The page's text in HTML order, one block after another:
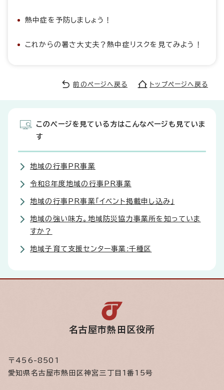
熱中症を予防しましょう！
これからの暑さ大丈夫？熱中症リスクを見てみよう！
前のページへ戻る トップページへ戻る
このページを見ている方はこんなページも見ていま
す
地域の行事PR事業
令和8年度地域の行事PR事業
地域の行事PR事業「イベント掲載申し込み」
地域の強い味方。地域防災協力事業所を知っていま
すか？
地域子育て支援センター事業:千種区
名古屋市熱田区役所
〒456-8501
愛知県名古屋市熱田区神宮三丁目1番15号